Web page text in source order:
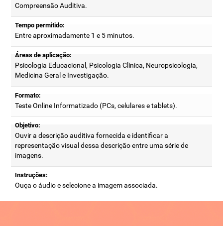
Compreensão Auditiva.
Tempo permitido:
Entre aproximadamente 1 e 5 minutos.
Áreas de aplicação:
Psicologia Educacional, Psicologia Clínica, Neuropsicologia,
Medicina Geral e Investigação.
Formato:
Teste Online Informatizado (PCs, celulares e tablets).
Objetivo:
Ouvir a descrição auditiva fornecida e identificar a
representação visual dessa descrição entre uma série de
imagens.
Instruções:
Ouça o áudio e selecione a imagem associada.